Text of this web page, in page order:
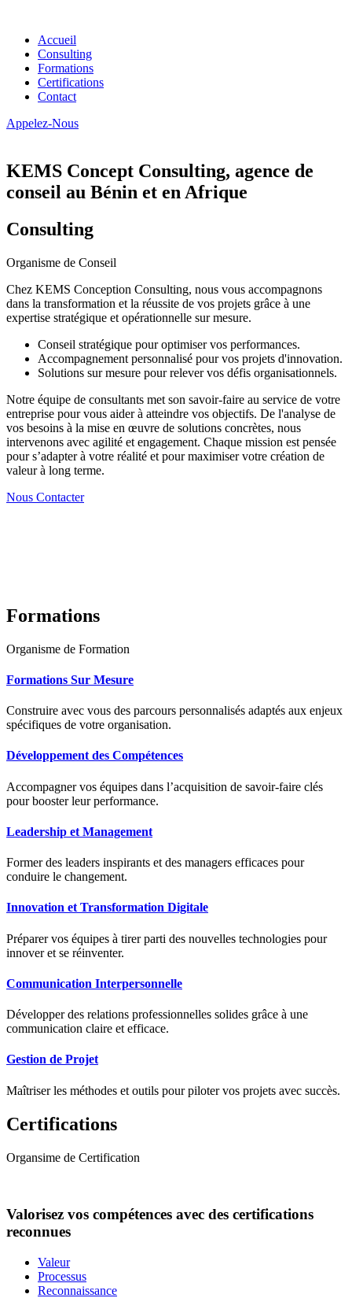
Accueil
Consulting
Formations
Certifications
Contact
Appelez-Nous
KEMS Concept Consulting, agence de
conseil au Bénin et en Afrique
Consulting
Organisme de Conseil
Chez KEMS Conception Consulting, nous vous accompagnons
dans la transformation et la réussite de vos projets grâce à une
expertise stratégique et opérationnelle sur mesure.
Conseil stratégique pour optimiser vos performances.
Accompagnement personnalisé pour vos projets d'innovation.
Solutions sur mesure pour relever vos défis organisationnels.
Notre équipe de consultants met son savoir-faire au service de votre
entreprise pour vous aider à atteindre vos objectifs. De l'analyse de
vos besoins à la mise en œuvre de solutions concrètes, nous
intervenons avec agilité et engagement. Chaque mission est pensée
pour s’adapter à votre réalité et pour maximiser votre création de
valeur à long terme.
Nous Contacter
Formations
Organisme de Formation
Formations Sur Mesure
Construire avec vous des parcours personnalisés adaptés aux enjeux
spécifiques de votre organisation.
Développement des Compétences
Accompagner vos équipes dans l’acquisition de savoir-faire clés
pour booster leur performance.
Leadership et Management
Former des leaders inspirants et des managers efficaces pour
conduire le changement.
Innovation et Transformation Digitale
Préparer vos équipes à tirer parti des nouvelles technologies pour
innover et se réinventer.
Communication Interpersonnelle
Développer des relations professionnelles solides grâce à une
communication claire et efficace.
Gestion de Projet
Maîtriser les méthodes et outils pour piloter vos projets avec succès.
Certifications
Organsime de Certification
Valorisez vos compétences avec des certifications
reconnues
Valeur
Processus
Reconnaissance